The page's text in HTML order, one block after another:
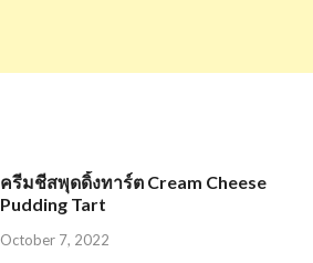
ครีมชีสพุดดิ้งทาร์ต Cream Cheese
Pudding Tart
October 7, 2022